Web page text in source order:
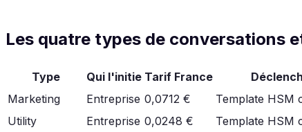
Les quatre types de conversations
Type Qui l'initie Tarif France
Marketing
Entreprise 0,0712 €
Template HSM
Utility
Entreprise 0,0248 €
Template HSM